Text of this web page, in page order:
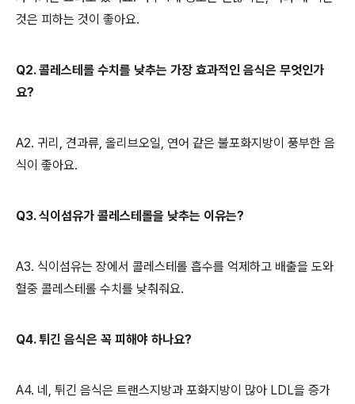
것은 피하는 것이 좋아요.
Q2. 콜레스테롤 수치를 낮추는 가장 효과적인 음식은 무엇인가
요?
A2. 귀리, 견과류, 올리브오일, 연어 같은 불포화지방이 풍부한 음
식이 좋아요.
Q3. 식이섬유가 콜레스테롤을 낮추는 이유는?
A3. 식이섬유는 장에서 콜레스테롤 흡수를 억제하고 배출을 도와
혈중 콜레스테롤 수치를 낮춰줘요.
Q4. 튀긴 음식은 꼭 피해야 하나요?
A4. 네, 튀긴 음식은 트랜스지방과 포화지방이 많아 LDL을 증가